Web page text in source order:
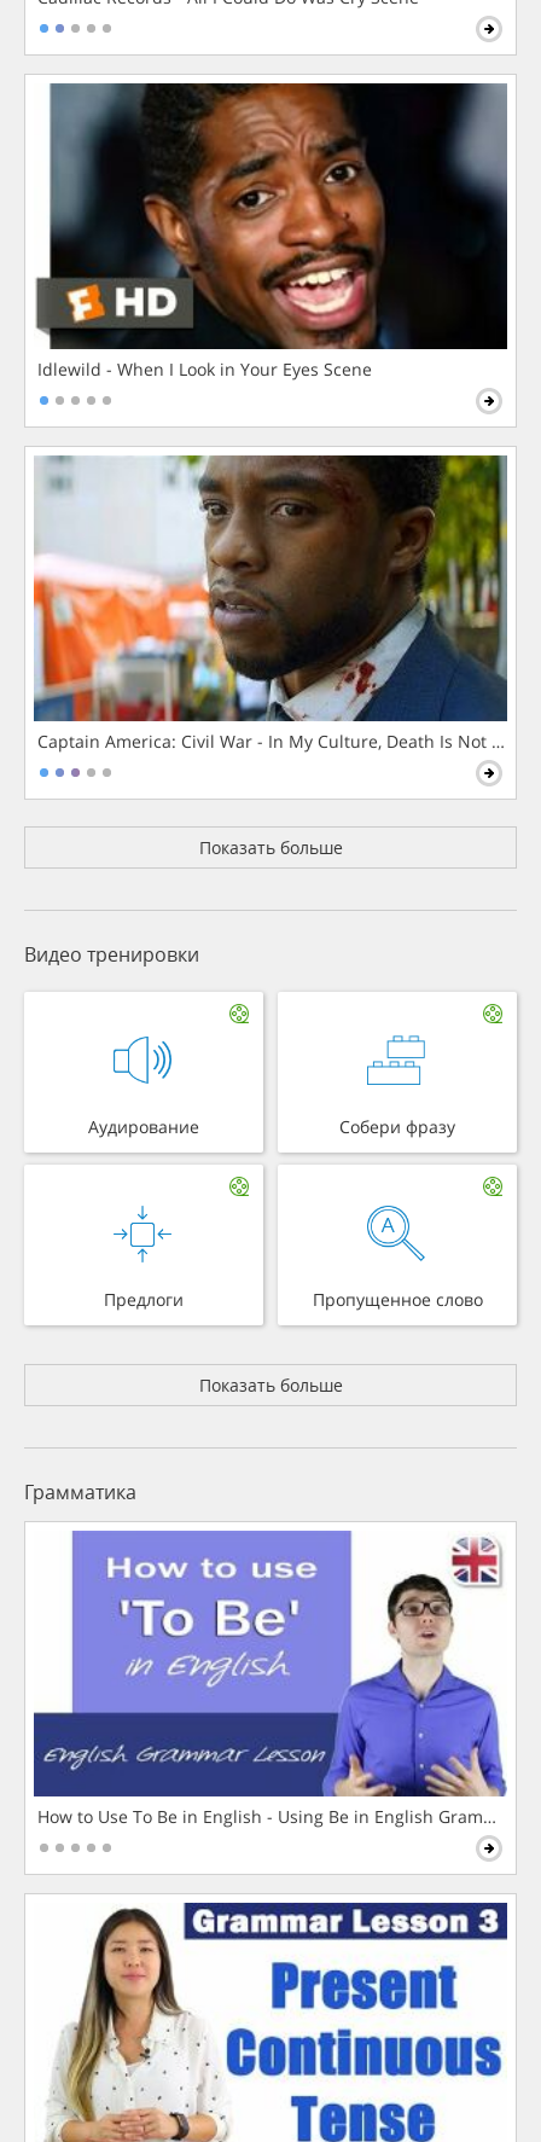
Idlewild - When I Look in Your Eyes Scene
Captain America: Civil War - In My Culture, Death Is Not The
Показать больше
Видео тренировки
Аудирование Собери фразу
Предлоги Пропущенное слово
Показать больше
Грамматика
How to Use To Be in English - Using Be in English Grammar